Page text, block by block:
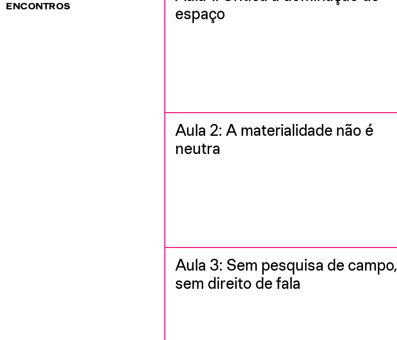
ENCONTROS
espaço
Aula 2: A materialidade não é
neutra
Aula 3: Sem pesquisa de campo,
sem direito de fala